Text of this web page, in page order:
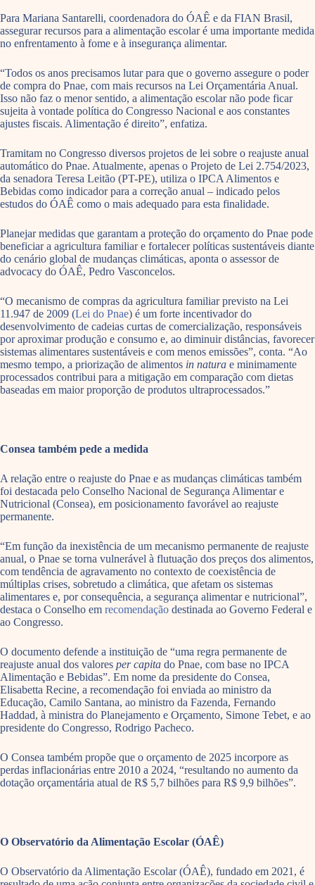
Para Mariana Santarelli, coordenadora do ÓAÊ e da FIAN Brasil,
assegurar recursos para a alimentação escolar é uma importante medida
no enfrentamento à fome e à insegurança alimentar.
“Todos os anos precisamos lutar para que o governo assegure o poder
de compra do Pnae, com mais recursos na Lei Orçamentária Anual.
Isso não faz o menor sentido, a alimentação escolar não pode ficar
sujeita à vontade política do Congresso Nacional e aos constantes
ajustes fiscais. Alimentação é direito”, enfatiza.
Tramitam no Congresso diversos projetos de lei sobre o reajuste anual
automático do Pnae. Atualmente, apenas o Projeto de Lei 2.754/2023,
da senadora Teresa Leitão (PT-PE), utiliza o IPCA Alimentos e
Bebidas como indicador para a correção anual – indicado pelos
estudos do ÓAÊ como o mais adequado para esta finalidade.
Planejar medidas que garantam a proteção do orçamento do Pnae pode
beneficiar a agricultura familiar e fortalecer políticas sustentáveis diante
do cenário global de mudanças climáticas, aponta o assessor de
advocacy do ÓAÊ, Pedro Vasconcelos.
“O mecanismo de compras da agricultura familiar previsto na Lei
11.947 de 2009 (Lei do Pnae) é um forte incentivador do
desenvolvimento de cadeias curtas de comercialização, responsáveis
por aproximar produção e consumo e, ao diminuir distâncias, favorecer
sistemas alimentares sustentáveis e com menos emissões”, conta. “Ao
mesmo tempo, a priorização de alimentos in natura e minimamente
processados contribui para a mitigação em comparação com dietas
baseadas em maior proporção de produtos ultraprocessados.”
Consea também pede a medida
A relação entre o reajuste do Pnae e as mudanças climáticas também
foi destacada pelo Conselho Nacional de Segurança Alimentar e
Nutricional (Consea), em posicionamento favorável ao reajuste
permanente.
“Em função da inexistência de um mecanismo permanente de reajuste
anual, o Pnae se torna vulnerável à flutuação dos preços dos alimentos,
com tendência de agravamento no contexto de coexistência de
múltiplas crises, sobretudo a climática, que afetam os sistemas
alimentares e, por consequência, a segurança alimentar e nutricional”,
destaca o Conselho em recomendação destinada ao Governo Federal e
ao Congresso.
O documento defende a instituição de “uma regra permanente de
reajuste anual dos valores per capita do Pnae, com base no IPCA
Alimentação e Bebidas”. Em nome da presidente do Consea,
Elisabetta Recine, a recomendação foi enviada ao ministro da
Educação, Camilo Santana, ao ministro da Fazenda, Fernando
Haddad, à ministra do Planejamento e Orçamento, Simone Tebet, e ao
presidente do Congresso, Rodrigo Pacheco.
O Consea também propõe que o orçamento de 2025 incorpore as
perdas inflacionárias entre 2010 a 2024, “resultando no aumento da
dotação orçamentária atual de R$ 5,7 bilhões para R$ 9,9 bilhões”.
O Observatório da Alimentação Escolar (ÓAÊ)
O Observatório da Alimentação Escolar (ÓAÊ), fundado em 2021, é